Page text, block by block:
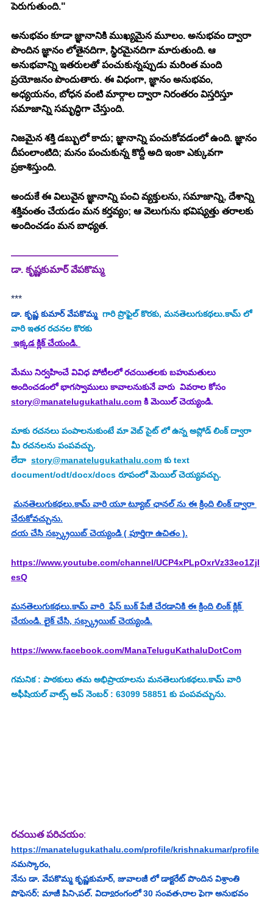
పెరుగుతుంది."
అనుభవం కూడా జ్ఞానానికి ముఖ్యమైన మూలం. అనుభవం ద్వారా
పొందిన జ్ఞానం లోతైనదిగా, స్థిరమైనదిగా మారుతుంది. ఆ
అనుభవాన్ని ఇతరులతో పంచుకున్నప్పుడు మరింత మంది
ప్రయోజనం పొందుతారు. ఈ విధంగా, జ్ఞానం అనుభవం,
అధ్యయనం, బోధన వంటి మార్గాల ద్వారా నిరంతరం విస్తరిస్తూ
సమాజాన్ని సమృద్ధిగా చేస్తుంది.
నిజమైన శక్తి డబ్బులో కాదు; జ్ఞానాన్ని పంచుకోవడంలో ఉంది. జ్ఞానం
దీపంలాంటిది; మనం పంచుకున్న కొద్దీ అది ఇంకా ఎక్కువగా
ప్రకాశిస్తుంది.
అందుకే ఈ విలువైన జ్ఞానాన్ని పంచి వ్యక్తులను, సమాజాన్ని, దేశాన్ని
శక్తివంతం చేయడం మన కర్తవ్యం; ఆ వెలుగును భవిష్యత్తు తరాలకు
అందించడం మన బాధ్యత.
———————————
డా. కృష్ణకుమార్ వేపకొమ్మ
***
డా. కృష్ణ కుమార్ వేపకొమ్మ గారి ప్రొఫైల్ కొరకు, మనతెలుగుకథలు.కామ్ లో
వారి ఇతర రచనల కొరకు
ఇక్కడ క్లిక్ చేయండి.
మేము నిర్వహించే వివిధ పోటీలలో రచయితలకు బహుమతులు
అందించడంలో భాగస్వాములు కావాలనుకునే వారు  వివరాల కోసం
story@manatelugukathalu.com కి మెయిల్ చెయ్యండి.
మాకు రచనలు పంపాలనుకుంటే మా వెబ్ సైట్ లో ఉన్న అప్లోడ్ లింక్ ద్వారా
మీ రచనలను పంపవచ్చు.
లేదా story@manatelugukathalu.com కు text
document/odt/docx/docs రూపంలో మెయిల్ చెయ్యవచ్చు.
మనతెలుగుకథలు.కామ్ వారి యూ ట్యూబ్ ఛానల్ ను ఈ క్రింది లింక్ ద్వారా
చేరుకోవచ్చును.
దయ చేసి సబ్స్క్రయిబ్ చెయ్యండి ( పూర్తిగా ఉచితం ).
https://www.youtube.com/channel/UCP4xPLpOxrVz33eo1Zjl
esQ
మనతెలుగుకథలు.కామ్ వారి  ఫేస్ బుక్ పేజీ చేరడానికి ఈ క్రింది లింక్ క్లిక్
చేయండి. లైక్ చేసి, సబ్స్క్రయిబ్ చెయ్యండి.
https://www.facebook.com/ManaTeluguKathaluDotCom
గమనిక : పాఠకులు తమ అభిప్రాయాలను మనతెలుగుకథలు.కామ్ వారి
అఫీషియల్ వాట్స్ అప్ నెంబర్ : 63099 58851 కు పంపవచ్చును.
రచయిత పరిచయం:
https://manatelugukathalu.com/profile/krishnakumar/profile
నమస్కారం,
నేను డా. వేపకొమ్మ కృష్ణకుమార్, జువాలజీ లో డాక్టరేట్ పొందిన విశ్రాంతి
ప్రొఫెసర్; మాజీ ప్రిన్సిపల్. విద్యారంగంలో 30 సంవత్సరాల పైగా అనుభవం